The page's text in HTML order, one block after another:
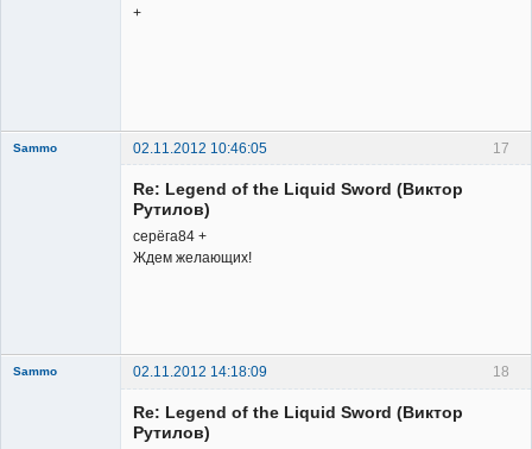
+
17
Sammo
02.11.2012 10:46:05
Re: Legend of the Liquid Sword (Виктор
Рутилов)
серёга84 +
Ждем желающих!
18
Sammo
02.11.2012 14:18:09
Re: Legend of the Liquid Sword (Виктор
Рутилов)